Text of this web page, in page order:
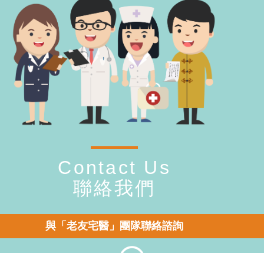
Contact Us
聯絡我們
與「老友宅醫」團隊聯絡諮詢